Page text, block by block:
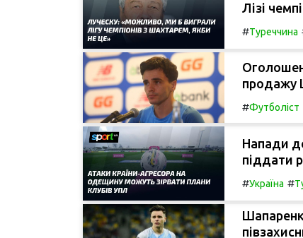
Лізі
#Туреччина
продажу
#Футболіст
Напади
піддати
#Україна #